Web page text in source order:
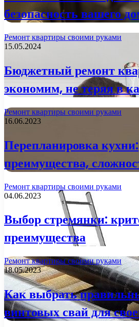
безопасность вашего
Ремонт квартиры своими руками
15.05.2024
Бюджетный ремонт
экономим, не теряя в
Ремонт квартиры своими руками
16.06.2023
Перепланировка кухни:
преимущества,
Ремонт квартиры своими руками
04.06.2023
Выбор стремянки:
преимущества
Ремонт квартиры своими руками
18.05.2023
Как выбрать
винтовых свай для